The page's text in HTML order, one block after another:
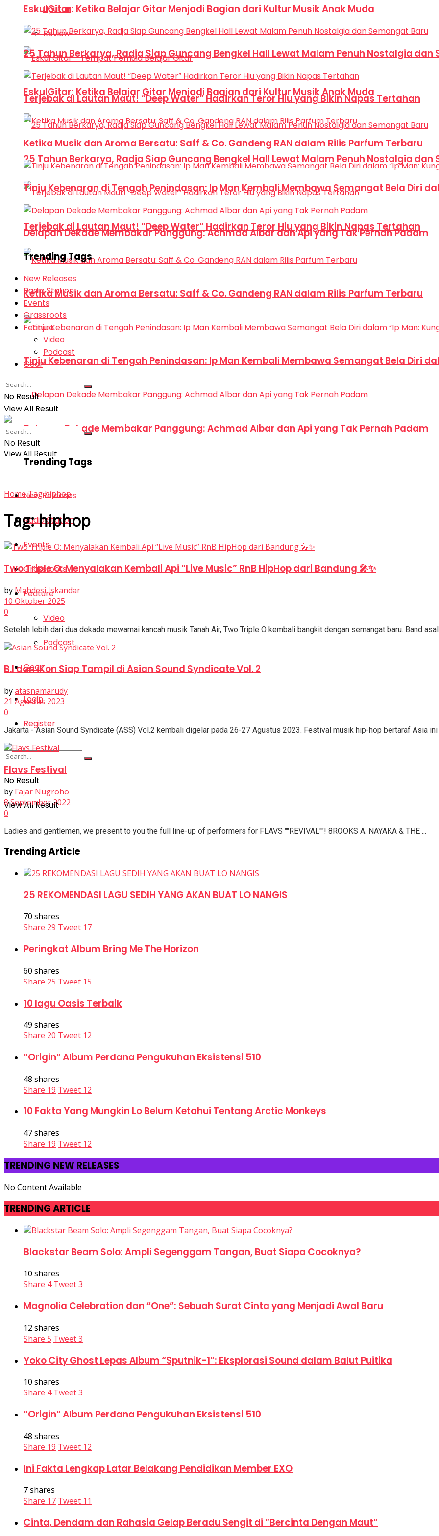
Liputan
Review
EskulGitar: Ketika Belajar Gitar Menjadi Bagian dari Kultur Musik Anak Muda
25 Tahun Berkarya, Radja Siap Guncang Bengkel Hall Lewat Malam Penuh Nostalgia dan
Terjebak di Lautan Maut! “Deep Water” Hadirkan Teror Hiu yang Bikin Napas Tertahan
Ketika Musik dan Aroma Bersatu: Saff & Co. Gandeng RAN dalam Rilis Parfum Terbaru
Tinju Kebenaran di Tengah Penindasan: Ip Man Kembali Membawa Semangat Bela Diri
Delapan Dekade Membakar Panggung: Achmad Albar dan Api yang Tak Pernah Padam
Trending Tags
New Releases
Radio Station
Events
Grassroots
Feature
Video
Podcast
Gear
Login
Register
No Result
View All Result
EskulGitar: Ketika Belajar Gitar Menjadi Bagian dari Kultur Musik Anak Muda
25 Tahun Berkarya, Radja Siap Guncang Bengkel Hall Lewat Malam Penuh Nostalgia dan
Terjebak di Lautan Maut! “Deep Water” Hadirkan Teror Hiu yang Bikin Napas Tertahan
Ketika Musik dan Aroma Bersatu: Saff & Co. Gandeng RAN dalam Rilis Parfum Terbaru
Tinju Kebenaran di Tengah Penindasan: Ip Man Kembali Membawa Semangat Bela Diri
Delapan Dekade Membakar Panggung: Achmad Albar dan Api yang Tak Pernah Padam
Trending Tags
New Releases
Radio Station
Events
Grassroots
Feature
Video
Podcast
Gear
No Result
View All Result
No Result
View All Result
HomeTaghiphop
Tag:hiphop
Two Triple O: Menyalakan Kembali Api “Live Music” RnB HipHop dari Bandung 🎤✨
byMahdesi Iskandar
10 Oktober 2025
0
Setelah lebih dari dua dekade mewarnai kancah musik Tanah Air, Two Triple O kembali bangkit dengan semangat baru. Band asal
B.I dan iKon Siap Tampil di Asian Sound Syndicate Vol. 2
byatasnamarudy
21 Agustus 2023
0
Jakarta - Asian Sound Syndicate (ASS) Vol.2 kembali digelar pada 26-27 Agustus 2023. Festival musik hip-hop bertaraf Asia ini
Flavs Festival
by Fajar Nugroho
8 September 2022
0
Ladies and gentlemen, we present to you the full line-up of performers for FLAVS ""REVIVAL""! 8ROOKS A. NAYAKA & THE ...
Trending Article
25 REKOMENDASI LAGU SEDIH YANG AKAN BUAT LO NANGIS
70 shares
Share 29 Tweet 17
Peringkat Album Bring Me The Horizon
60 shares
Share 25 Tweet 15
10 lagu Oasis Terbaik
49 shares
Share 20 Tweet 12
“Origin” Album Perdana Pengukuhan Eksistensi 510
48 shares
Share 19 Tweet 12
10 Fakta Yang Mungkin Lo Belum Ketahui Tentang Arctic Monkeys
47 shares
Share 19 Tweet 12
TRENDING NEW RELEASES
No Content Available
TRENDING ARTICLE
Blackstar Beam Solo: Ampli Segenggam Tangan, Buat Siapa Cocoknya?
10 shares
Share 4 Tweet3
Magnolia Celebration dan “One”: Sebuah Surat Cinta yang Menjadi Awal Baru
12 shares
Share 5 Tweet3
Yoko City Ghost Lepas Album “Sputnik-1”: Eksplorasi Sound dalam Balut Puitika
10 shares
Share 4 Tweet3
“Origin” Album Perdana Pengukuhan Eksistensi 510
48 shares
Share 19 Tweet 12
Ini Fakta Lengkap Latar Belakang Pendidikan Member EXO
7 shares
Share 17 Tweet 11
Cinta, Dendam dan Rahasia Gelap Beradu Sengit di “Bercinta Dengan Maut”